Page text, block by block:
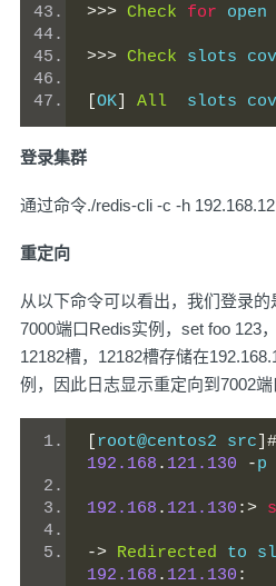
>>> Check for
>>> Check slots
OK All
slots
登录集群
通过命令./redis-cli -c -h
重定向
从以下命令可以看出，我们登录的
7000端口Redis实例，set foo 123
12182槽，12182槽存储在
例，因此日志显示重定向到7002端
root@centos2 src ]#
192.168 . 121.130 -p
192.168 . 121.130 :>
-> Redirected to
192.168 . 121.130 :